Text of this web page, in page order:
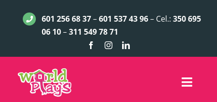
601 256 68 37–601 537 43 96– Cel.: 350 695
06 10–311 549 78 71
Toggle